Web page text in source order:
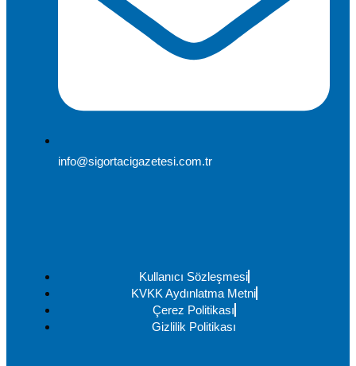
info@sigortacigazetesi.com.tr
Kullanıcı Sözleşmesi
KVKK Aydınlatma Metni
Çerez Politikası
Gizlilik Politikası